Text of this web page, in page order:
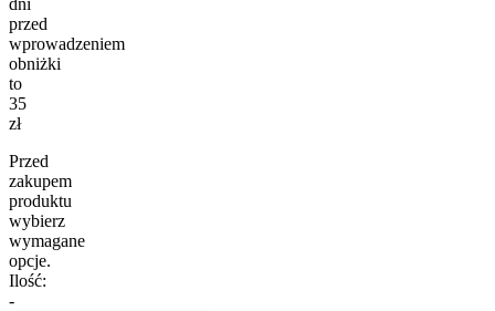
przed
wprowadzeniem
obniżki
to
35
zł
Przed
zakupem
produktu
wybierz
wymagane
opcje.
Ilość:
-